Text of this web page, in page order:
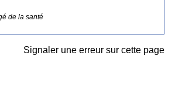
de la santé
Signaler une erreur sur cette page